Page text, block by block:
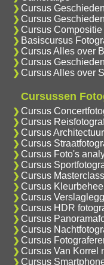
Cursus
Cursus
Cursus Compositie
Basiscursus
Cursus Alles over
Cursus
Cursus Alles over
Cursussen
Cursus
Cursus
Cursus
Cursus
Cursus Foto's
Cursus
Cursus
Cursus
Cursus
Cursus HDR
Cursus
Cursus
Cursus
Cursus Van Korrel
Cursus